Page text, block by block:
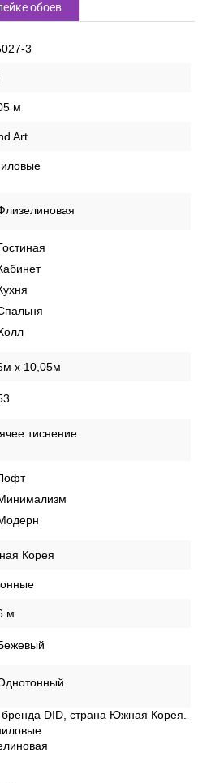
обоев
3
м
Art
х 10,05м
тиснение
Корея
м
DID, страна Южная Корея.